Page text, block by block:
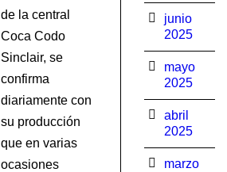
de la central
Coca Codo
Sinclair, se
confirma
diariamente con
su producción
que en varias
ocasiones
junio
2025
mayo
2025
abril
2025
marzo